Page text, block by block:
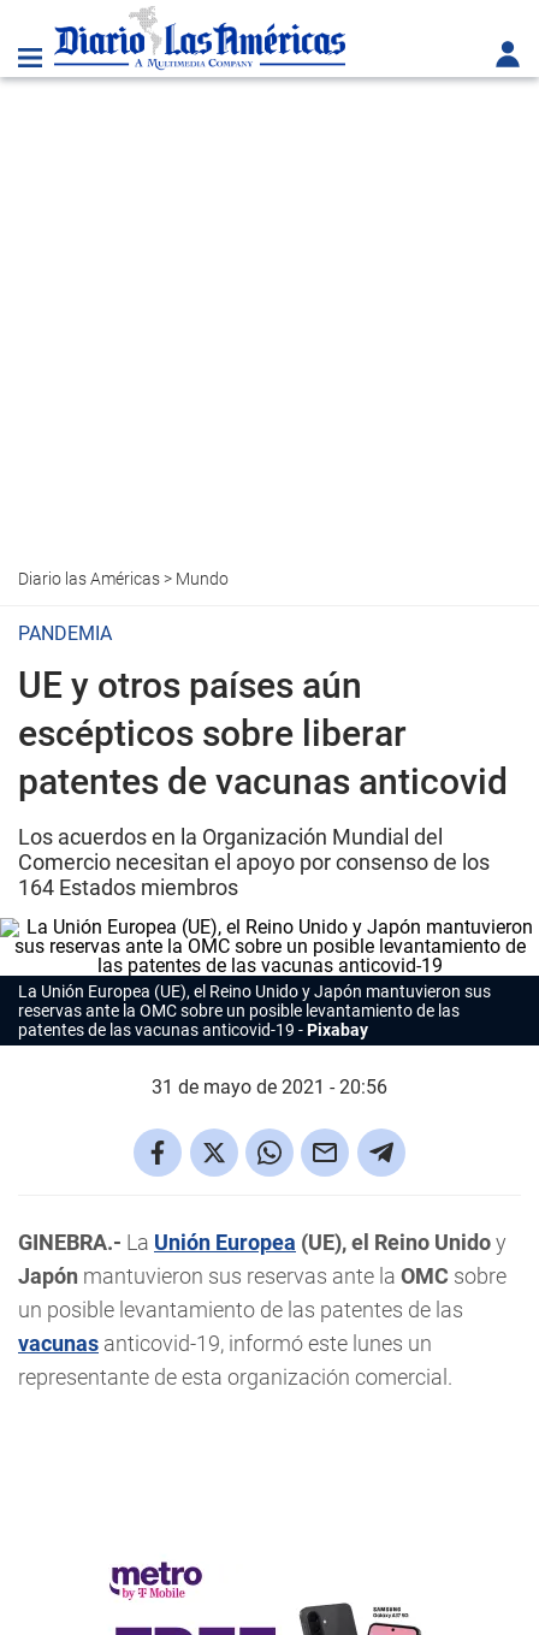
Diario las Américas> Mundo
PANDEMIA
UE y otros países aún
escépticos sobre liberar
patentes de vacunas anticovid
Los acuerdos en la Organización Mundial del
Comercio necesitan el apoyo por consenso de los
164 Estados miembros
La Unión Europea (UE), el Reino Unido y Japón mantuvieron sus
reservas ante la OMC sobre un posible levantamiento de las
patentes de lasvacunasanticovid-19 Pixabay
31 de mayo de 2021 - 20:56
GINEBRA.- La Unión Europea (UE), el Reino Unidoy
Japón mantuvieron sus reservas ante la OMC sobre
un posible levantamiento de las patentes de las
vacunas anticovid-19, informó este lunes un
representante de esta organización comercial.